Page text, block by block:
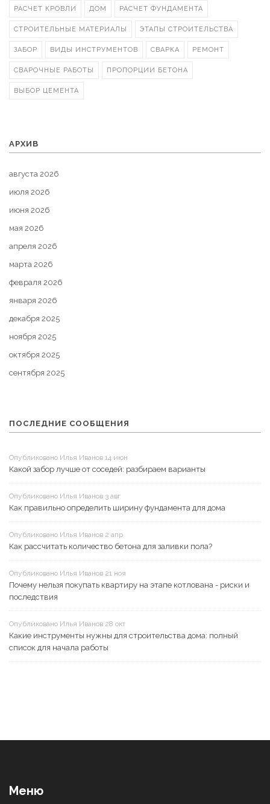
РАСЧЕТ КРОВЛИ ДОМ РАСЧЕТ ФУНДАМЕНТА
СТРОИТЕЛЬНЫЕ МАТЕРИАЛЫ ЭТАПЫ СТРОИТЕЛЬСТВА
ЗАБОР ВИДЫ ИНСТРУМЕНТОВ СВАРКА РЕМОНТ
СВАРОЧНЫЕ РАБОТЫ ПРОПОРЦИИ БЕТОНА
ВЫБОР ЦЕМЕНТА
АРХИВ
августа 2026
июля 2026
июня 2026
мая 2026
апреля 2026
марта 2026
февраля 2026
января 2026
декабря 2025
ноября 2025
октября 2025
сентября 2025
ПОСЛЕДНИЕ СООБЩЕНИЯ
Опубликовано Илья Иванов 14 июн
Какой забор лучше от соседей: разбираем варианты
Опубликовано Илья Иванов 3 авг
Как правильно определить ширину фундамента для дома
Опубликовано Илья Иванов 2 апр
Как рассчитать количество бетона для заливки пола?
Опубликовано Илья Иванов 21 ноя
Почему нельзя покупать квартиру на этапе котлована - риски и
последствия
Опубликовано Илья Иванов 28 окт
Какие инструменты нужны для строительства дома: полный
список для начала работы
Меню